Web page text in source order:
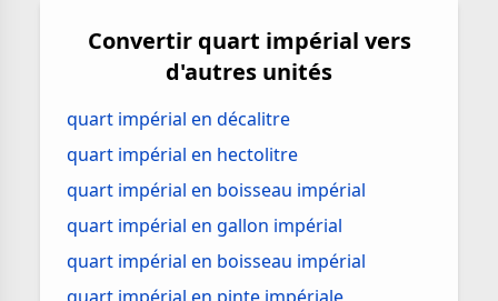
Convertir quart impérial vers
d'autres unités
quart impérial en décalitre
quart impérial en hectolitre
quart impérial en boisseau impérial
quart impérial en gallon impérial
quart impérial en boisseau impérial